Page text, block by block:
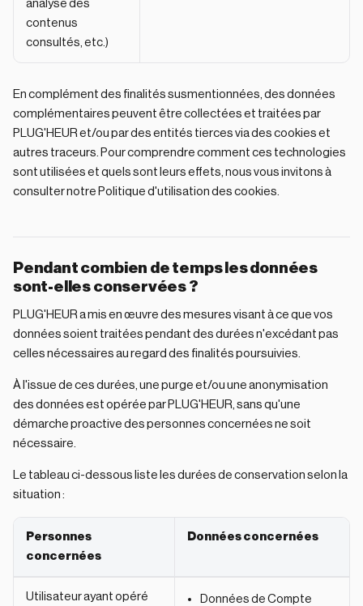
analyse des
contenus
consultés, etc.)
En complément des finalités susmentionnées, des données
complémentaires peuvent être collectées et traitées par
PLUG'HEUR et/ou par des entités tierces via des cookies et
autres traceurs. Pour comprendre comment ces technologies
sont utilisées et quels sont leurs effets, nous vous invitons à
consulter notre Politique d'utilisation des cookies.
Pendant combien de temps les données
sont-elles conservées ?
PLUG'HEUR a mis en œuvre des mesures visant à ce que vos
données soient traitées pendant des durées n'excédant pas
celles nécessaires au regard des finalités poursuivies.
À l'issue de ces durées, une purge et/ou une anonymisation
des données est opérée par PLUG'HEUR, sans qu'une
démarche proactive des personnes concernées ne soit
nécessaire.
Le tableau ci-dessous liste les durées de conservation selon la
situation :
Personnes
concernées
Données concernées
Utilisateur ayant opéré
Données de Compte